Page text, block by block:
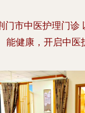
门市中医护理门诊
能健康，开启中医